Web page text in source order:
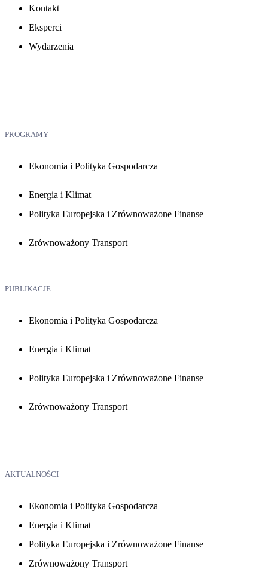
Kontakt
Eksperci
Wydarzenia
PROGRAMY
Ekonomia i Polityka Gospodarcza
Energia i Klimat
Polityka Europejska i Zrównoważone Finanse
Zrównoważony Transport
PUBLIKACJE
Ekonomia i Polityka Gospodarcza
Energia i Klimat
Polityka Europejska i Zrównoważone Finanse
Zrównoważony Transport
AKTUALNOŚCI
Ekonomia i Polityka Gospodarcza
Energia i Klimat
Polityka Europejska i Zrównoważone Finanse
Zrównoważony Transport